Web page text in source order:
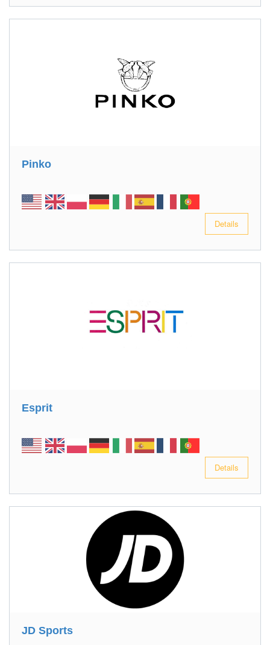
Pinko
Details
Esprit
Details
JD Sports